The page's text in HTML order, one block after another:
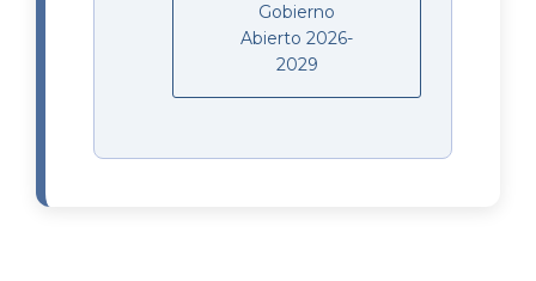
Gobierno
Abierto 2026-
2029